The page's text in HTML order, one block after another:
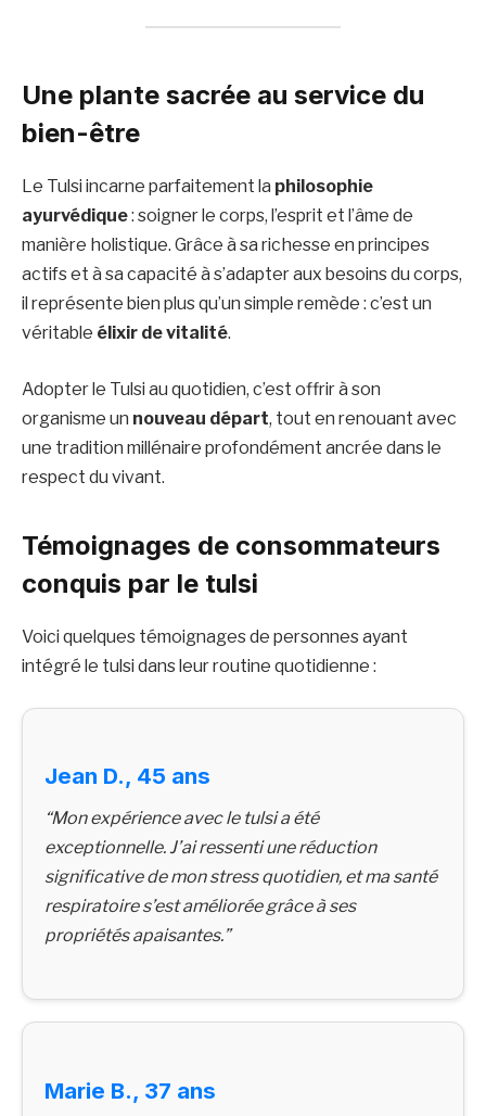
Une plante sacrée au service du
bien-être
Le Tulsi incarne parfaitement la philosophie
ayurvédique: soigner le corps, l’esprit et l’âme de
manière holistique. Grâce à sa richesse en principes
actifs et à sa capacité à s’adapter aux besoins du corps,
il représente bien plus qu’un simple remède : c’est un
véritable élixir de vitalité.
Adopter le Tulsi au quotidien, c’est offrir à son
organisme un nouveau départ, tout en renouant avec
une tradition millénaire profondément ancrée dans le
respect du vivant.
Témoignages de consommateurs
conquis par le tulsi
Voici quelques témoignages de personnes ayant
intégré le tulsi dans leur routine quotidienne :
Jean D., 45 ans
“Mon expérience avec le tulsi a été
exceptionnelle. J’ai ressenti une réduction
significative de mon stress quotidien, et ma santé
respiratoire s’est améliorée grâce à ses
propriétés apaisantes.”
Marie B., 37 ans